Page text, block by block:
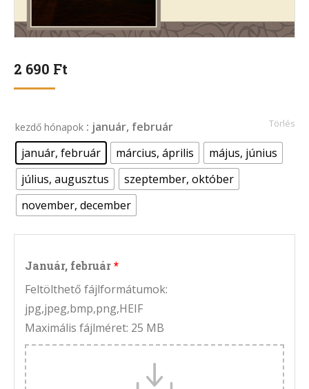
2 690 Ft
kezdő hónapok : január, február
január, február
március, április
május, június
július, augusztus
szeptember, október
november, december
Törlés
Január, február
Feltölthető fájlformátumok:
jpg,jpeg,bmp,png,HEIF
Maximális fájlméret: 25 MB